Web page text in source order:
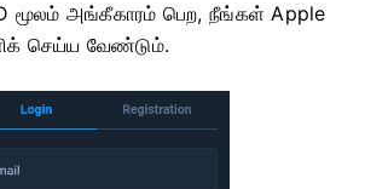
மூலம் அங்கீகாரம் பெற, நீங்கள் Apple
செய்ய வேண்டும்.